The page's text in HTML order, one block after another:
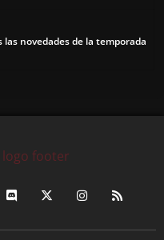
novedades de la temporada